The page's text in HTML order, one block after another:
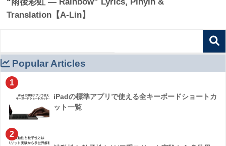
Translation【A-Lin】
Popular Articles
1
iPadの標準アプリで使える全キーボードショートカ
ット一覧
2